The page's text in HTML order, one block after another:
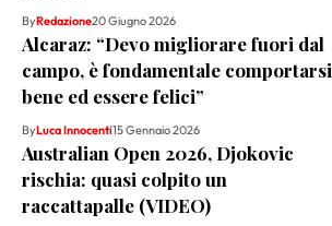
ByRedazione20 Giugno 2026
Alcaraz: “Devo migliorare fuori dal
campo, è fondamentale comportarsi
bene ed essere felici”
ByLuca Innocenti15 Gennaio 2026
Australian Open 2026, Djokovic
rischia: quasi colpito un
raccattapalle (VIDEO)